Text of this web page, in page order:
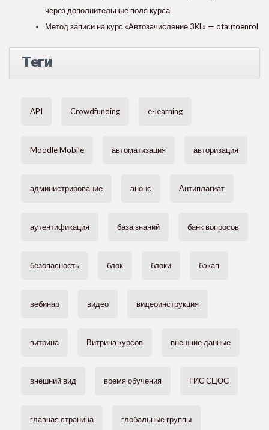
через дополнительные поля курса
Метод записи на курс «Автозачисление 3KL» — otautoenrol
Теги
API Crowdfunding e-learning
Moodle Mobile автоматизация авторизация
администрирование анонс Антиплагиат
аутентификация база знаний банк вопросов
безопасность блок блоки бэкап
вебинар видео видеоинструкция
витрина Витрина курсов внешние данные
внешний вид время обучения ГИС СЦОС
главная страница глобальные группы